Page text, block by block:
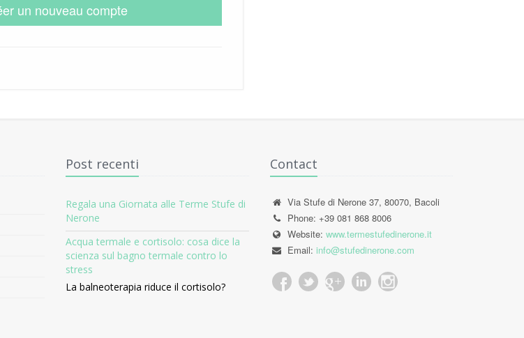
un nouveau compte
Post recenti
Regala una Giornata alle Terme Stufe di
Nerone
Acqua termale e cortisolo: cosa dice la
scienza sul bagno termale contro lo
stress
La balneoterapia riduce il cortisolo?
Contact
Via Stufe di Nerone 37, 80070, Bacoli
Phone: +39 081 868 8006
Website: www.termestufedinerone.it
Email: info@stufedinerone.com